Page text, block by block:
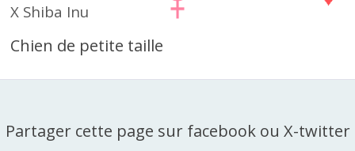
X Shiba Inu
Chien de petite taille
Partager cette page sur facebook ou X-twitter